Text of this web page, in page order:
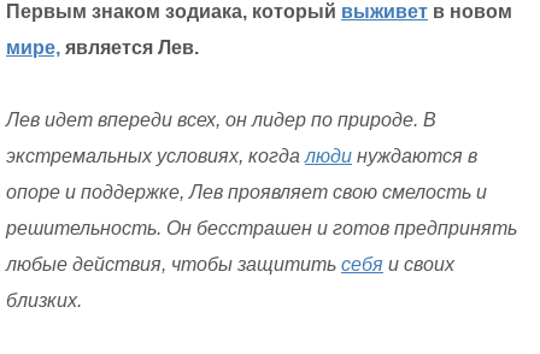
Первым знаком зодиака, который выживет в новом
мире, является Лев.
Лев идет впереди всех, он лидер по природе. В
экстремальных условиях, когда люди нуждаются в
опоре и поддержке, Лев проявляет свою смелость и
решительность. Он бесстрашен и готов предпринять
любые действия, чтобы защитить себя и своих
близких.